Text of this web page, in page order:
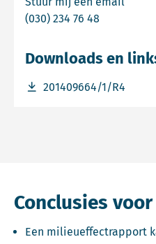
(030) 234 76 48
Downloads en
201409664/1/R4
Download bestand
Conclusies
Een milieueffectrapport